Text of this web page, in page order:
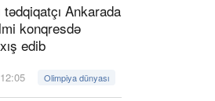
Ankarada
konqresdə
edib
Olimpiya dünyası